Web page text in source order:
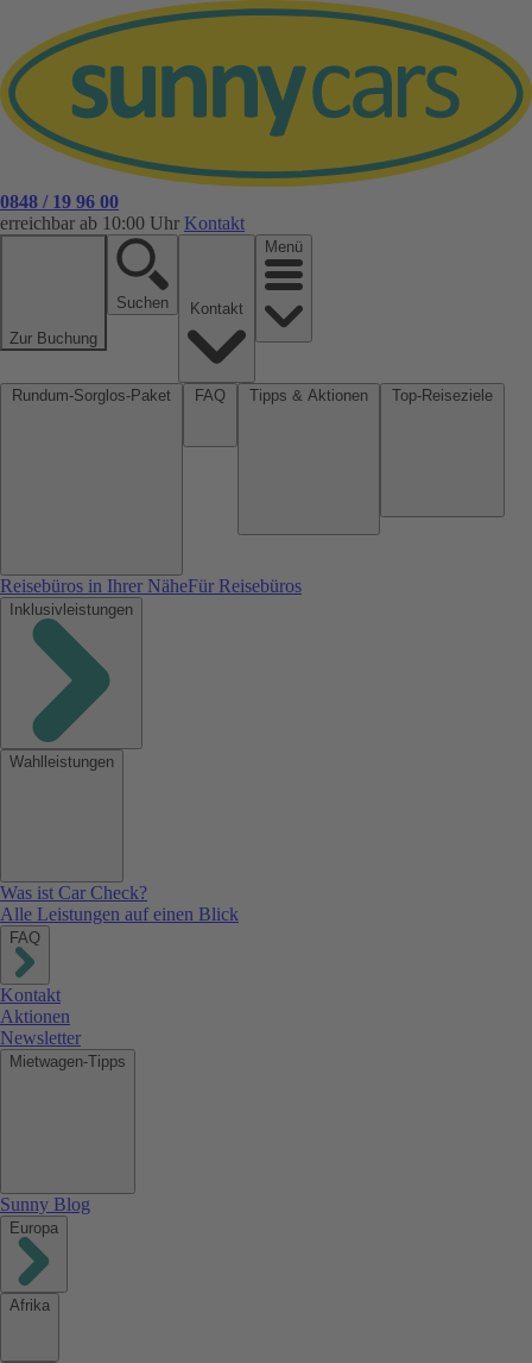
0848 / 19 96 00
erreichbar ab 10:00 Uhr Kontakt
Zur Buchung
Suchen
Menü
Reisebüros in Ihrer NäheFür Reisebüros
Inklusivleistungen
Wahlleistungen
Was ist Car Check?
Alle Leistungen auf einen Blick
FAQ
Kontakt
Aktionen
Newsletter
Mietwagen-Tipps
Sunny Blog
Europa
Afrika